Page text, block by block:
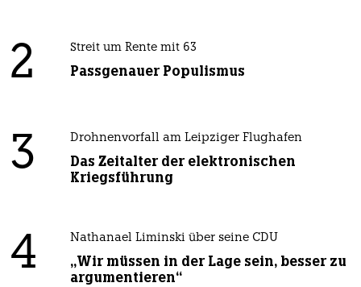
2 Streit um Rente mit 63
Passgenauer Populismus
3 Drohnenvorfall am Leipziger Flughafen
Das Zeitalter der elektronischen
Kriegsführung
4 Nathanael Liminski über seine CDU
„Wir müssen in der Lage sein, besser zu
argumentieren“